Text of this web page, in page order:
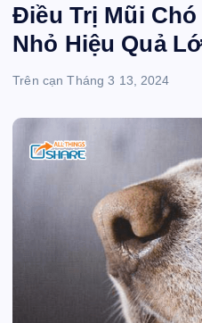
Điều Trị Mũi
Nhỏ Hiệu Quả
Trên cạn Tháng 3 13, 2024